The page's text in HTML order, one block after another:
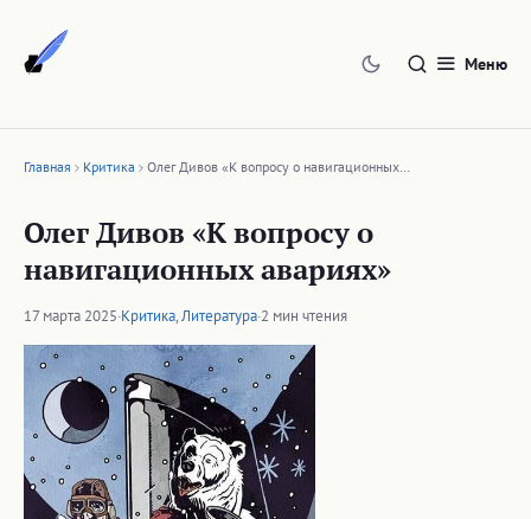
содержимому
Меню
Главная Критика Олег Дивов «К вопросу о навигационных…
Олег Дивов «К вопросу о
навигационных авариях»
17 марта 2025·Критика,Литература·2 мин чтения